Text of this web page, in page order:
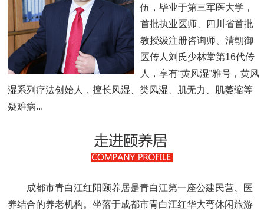
伍，毕业于第三军医大学，
首批执业医师、四川省首批
教授级注册咨询师、清朝御
医传人刘氏少林堂第16代传
人，享有“黄风湿”雅号，黄风
湿系列疗法创始人，擅长风湿、类风湿、肌无力、肌萎缩等
疑难病...
成都市青白江红阳颐养居是青白江第一座公建民营、医
养结合的养老机构。坐落于成都市青白江红华大弯休闲旅游